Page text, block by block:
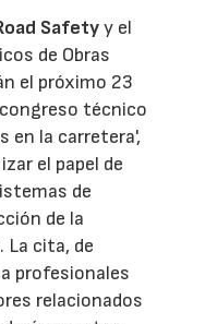
Safetyy el
de Obras
el próximo 23
técnico
en la carretera',
el papel de
de
de la
La cita, de
profesionales
relacionados